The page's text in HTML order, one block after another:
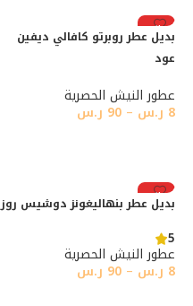
رائج
بديل عطر روبرتو كافالي ديفين
عود
عطور النيش الحصرية
8 ر.س –
90 ر.س
رائج
بديل عطر بنهاليغونز دوشيس روز
5
عطور النيش الحصرية
8 ر.س –
90 ر.س